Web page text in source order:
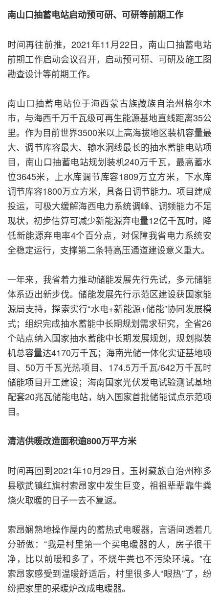
南山口抽蓄电站启动预可研、可研等前期工作
时间再往前推，2021年11月22日，南山口抽蓄电站
前期工作启动会议召开，启动预可研、可研及施工图
勘查设计等前期工作。
南山口抽蓄电站位于海西蒙古族藏族自治州格尔木
市，与海西千万千瓦级可再生能源基地直线距离35公
里。作为目前世界3500米以上高海拔地区装机容量最
大、调节库容最大、输水洞线最长的抽水蓄能电站项
目，南山口抽蓄电站规划装机240万千瓦，最高蓄水
位3645米，上水库调节库容1809万立方米，下水库
调节库容1800万立方米，具备日调节能力。项目建成
投运，可极大缓解海西电力系统调峰、调频能力不足
现状，初步估算可减少新能源弃电量12亿千瓦时，降
低新能源弃电率4个百分点，对保障我省电力系统安
全稳定运行，支撑第二条特高压通道建设意义重大。
一年来，我省着力推动储能发展先行先试，多元储能
体系迈出新步伐。储能发展先行示范区建设获国家能
源局支持，探索实行“水电+新能源+储能”协同发展模
式；组织完成抽水蓄能中长期规划需求研究，全省26
个站点纳入国家抽水蓄能中长期发展规划，规划拟装
机总容量达4170万千瓦；海南光储一体化实证基地项
目、50万千瓦光热项目、174.5万千瓦/642万千瓦时
储能项目开工建设；海南国家光伏发电试验测试基地
配套20兆瓦储能电站，纳入国家首批储能试点示范项
目。
清洁供暖改造面积逾800万平方米
时间再回到2021年10月29日，玉树藏族自治州称多
县歇武镇红旗村索昂家中发生巨变，祖祖辈辈靠牛粪
烧火取暖的日子一去不复返。
索昂娴熟地操作屋内的蓄热式电暖器，言语间透着几
分骄傲：“我是村里第一个买电暖器的人，房子很干
净，比以前暖和多了，不烧牛粪也不污染环境。”在
索昂家感受到温暖舒适后，村里很多人“眼热”了，纷
纷把家里的采暖炉改成电暖器。